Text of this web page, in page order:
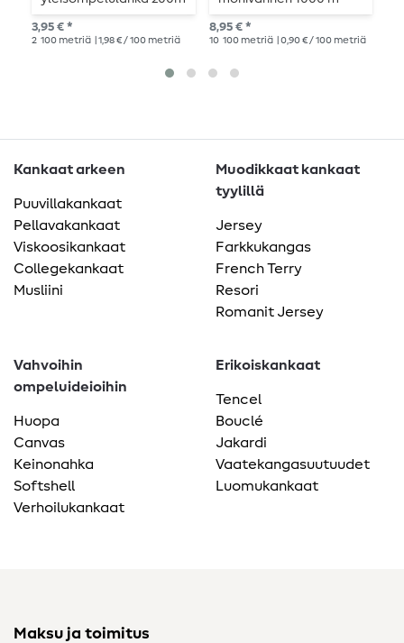
3,95 € *
2 100 metriä | 1,98 € / 100 metriä
8,95 € *
10 100 metriä | 0,90 € / 100 metriä
Kankaat arkeen
Puuvillakankaat
Pellavakankaat
Viskoosikankaat
Collegekankaat
Musliini
Muodikkaat kankaat
tyylillä
Jersey
Farkkukangas
French Terry
Resori
Romanit Jersey
Vahvoihin
ompeluideioihin
Huopa
Canvas
Keinonahka
Softshell
Verhoilukankaat
Erikoiskankaat
Tencel
Bouclé
Jakardi
Vaatekangasuutuudet
Luomukankaat
Maksu ja toimitus